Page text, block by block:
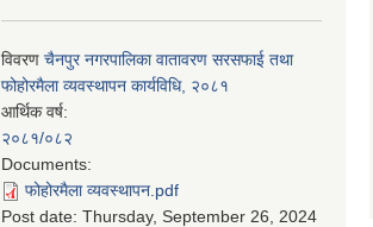
विवरण चैनपुर नगरपालिका वातावरण सरसफाई तथा
फोहोरमैला व्यवस्थापन कार्यविधि, २०८१
आर्थिक वर्ष:
२०८१/०८२
Documents:
फोहोरमैला व्यवस्थापन.pdf
Post date: Thursday, September 26, 2024